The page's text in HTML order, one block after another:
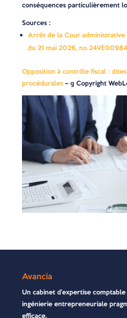
conséquences particulièrement
Sources :
Arrêt de la Cour administrative
du 21 mai 2026, no 24VE00984
Opposition à contrôle fiscal :
procédurales– © Copyright
Avancia
Un cabinet d’expertise
ingénierie entrepreneuriale
efficace.